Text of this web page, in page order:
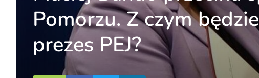
Pomorzu. Z czym
prezes PEJ?